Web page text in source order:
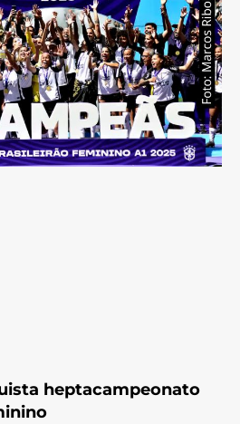
heptacampeonato